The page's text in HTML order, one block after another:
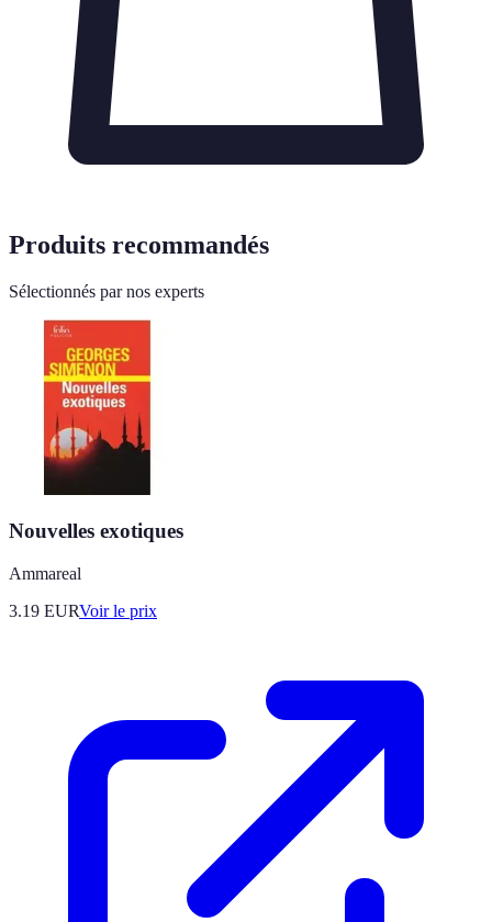
Produits recommandés
Sélectionnés par nos experts
Nouvelles exotiques
Ammareal
3.19 EURVoir le prix